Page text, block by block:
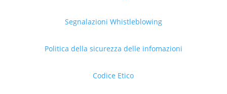
Segnalazioni Whistleblowing
Politica della sicurezza delle infomazioni
Codice Etico